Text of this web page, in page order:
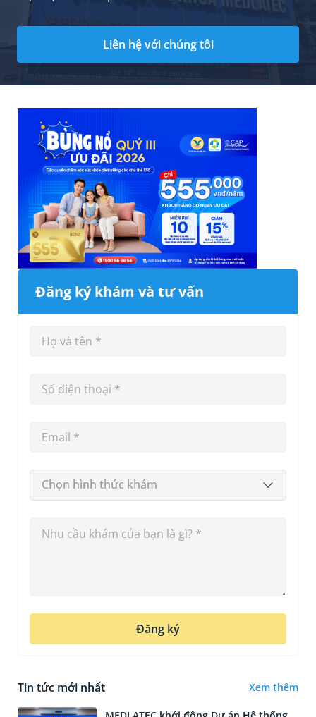
Liên hệ với chúng tôi
Đăng ký khám và tư vấn
Chọn hình thức khám
Đăng ký
Tin tức mới nhất Xem thêm